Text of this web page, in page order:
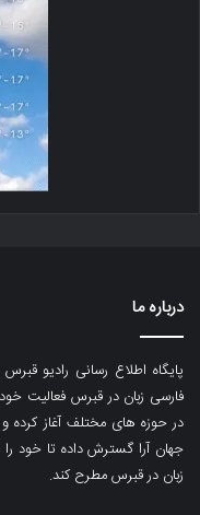
درباره ما
پایگاه اطلاع رسانی رادیو
جهان آرا گسترش داده تا خود
زبان در قبرس مطرح کند.